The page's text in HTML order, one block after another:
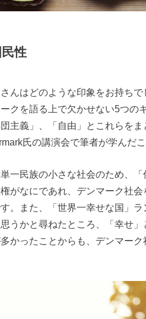
性
んはどのような印象をお持ち
クを語る上で欠かせない5つの
主義」、「自由」とこれらを
氏の講演会で筆者が学んだ
一民族の小さな社会のため、
がなにであれ、デンマーク社
。また、「世界一幸せな国」
うかと尋ねたところ、「幸せ
かったことからも、デンマー